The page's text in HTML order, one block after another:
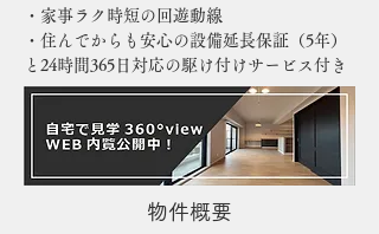
・家事ラク時短の回遊動線
・住んでからも安心の設備延長保証（5年）
と24時間365日対応の駆け付けサービス付き
物件概要